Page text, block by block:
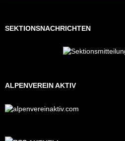
SEKTIONSNACHRICHTEN
ALPENVEREIN AKTIV